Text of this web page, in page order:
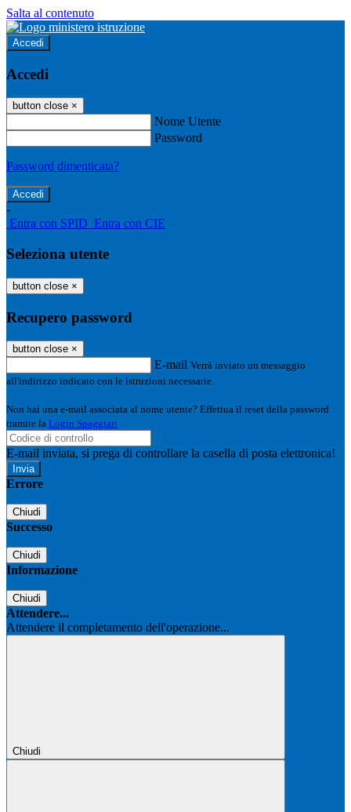
Salta al contenuto
Accedi
Accedi
button close ×
Nome Utente
Password
Password dimenticata?
-
Entra con SPID Entra con CIE
Seleziona utente
button close ×
Recupero password
button close ×
E-mail Verrà inviato un messaggio
all'indirizzo indicato con le istruzioni necessarie.
Non hai una e-mail associata al nome utente? Effettua il reset della password
tramite la Login Spaggiari
E-mail inviata, si prega di controllare la casella di posta elettronica!
Errore
Chiudi
Successo
Chiudi
Informazione
Chiudi
Attendere...
Attendere il completamento dell'operazione...
Chiudi